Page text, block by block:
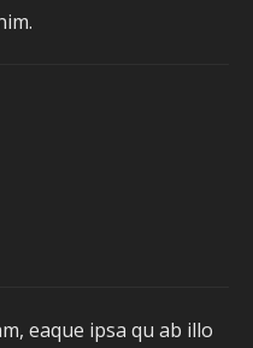
eaque ipsa qu ab illo